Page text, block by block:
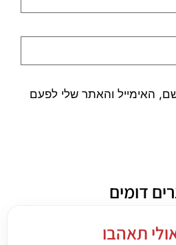
האימייל והאתר שלי לפעם
דומים
תאהבו